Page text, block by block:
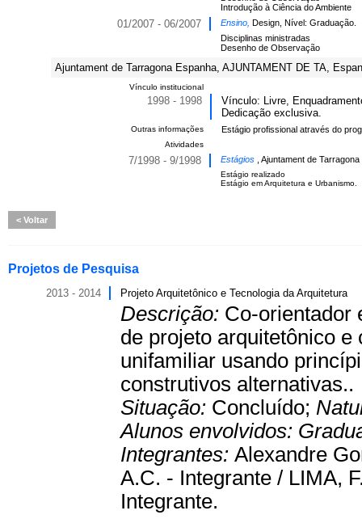
Introdução à Ciência do Ambiente
01/2007 - 06/2007 Ensino, Design, Nível: Graduação.
Disciplinas ministradas
Desenho de Observação
Ajuntament de Tarragona Espanha, AJUNTAMENT DE TA,
Vínculo institucional
1998 - 1998
Vínculo: Livre,
Dedicação exclusiva.
Outras informações Estágio profissional através do
Atividades
7/1998 - 9/1998 Estágios , Ajuntament de
Estágio realizado
Estágio em Arquitetura e Urbanismo.
Voltar
Projetos de Pesquisa
2013 - 2014 Projeto Arquitetônico e Tecnologia da Arquitetura
Descrição: Co-orientador
de projeto arquitetônico
unifamiliar usando
construtivos alternativas..
Situação: Concluído;
Alunos envolvidos:
Integrantes: Alexandre
A.C. - Integrante / LIMA,
Integrante.